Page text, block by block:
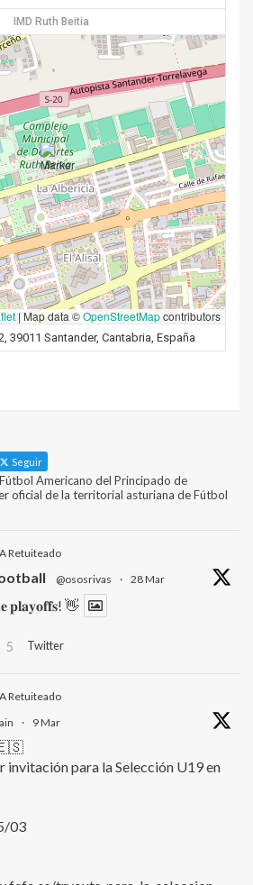
IMD Ruth Beitia
| Map data ©OpenStreetMapcontributors
39011 Santander, Cantabria, España
Seguir
Americano del Principado de
oficial de la territorial asturiana de Fútbol
Retuiteado
@ososrivas · 28 Mar
𝐩𝐥𝐚𝐲𝐨𝐟𝐟𝐬! 👋
5 Twitter
Retuiteado
· 9 Mar
invitación para la Selección U19 en
03